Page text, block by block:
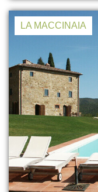
LA MACCINAIA